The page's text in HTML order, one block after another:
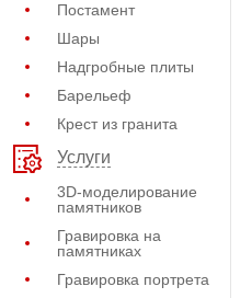
Постамент
Шары
Надгробные плиты
Барельеф
Крест из гранита
Услуги
3D-моделирование
памятников
Гравировка на
памятниках
Гравировка портрета